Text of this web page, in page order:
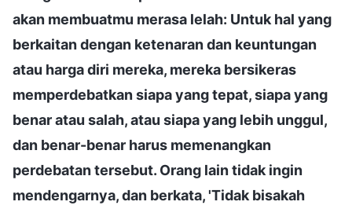
akan membuatmu merasa lelah: Untuk hal yang
berkaitan dengan ketenaran dan keuntungan
atau harga diri mereka, mereka bersikeras
memperdebatkan siapa yang tepat, siapa yang
benar atau salah, atau siapa yang lebih unggul,
dan benar-benar harus memenangkan
perdebatan tersebut. Orang lain tidak ingin
mendengarnya, dan berkata, 'Tidak bisakah